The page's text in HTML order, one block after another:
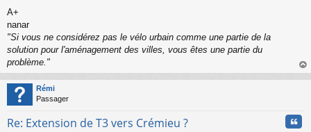
A+
nanar
"Si vous ne considérez pas le vélo urbain comme une partie de la
solution pour l'aménagement des villes, vous êtes une partie du
problème."
au
Rémi
Passager
Re: Extension de T3 vers Crémieu ?